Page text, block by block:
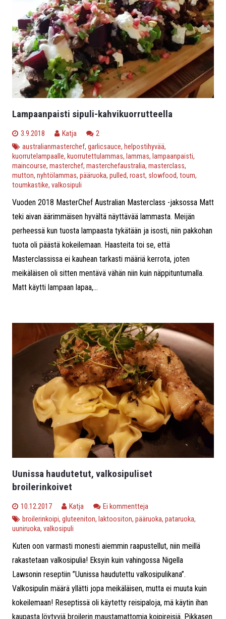
Lampaanpaisti sipuli-kahvikuorrutteella
3.9.2018 Katja 2kommenttia
australianmasterchef, garlicsauce, helpostihyvää,
kuorrutelampaalle, kuorrutettulammas, lammas, lampaanpaisti,
maincourse, masterchef, masterchefaustralia, masterclass,
mutton, nyhtölammas, pääruoka, pulled, roast, slowfood, toum,
toumkastike, valkosipuli
Vuoden 2018 MasterChef Australian Masterclass -jaksossa Matt
teki aivan äärimmäisen hyvältä näyttävää lammasta. Meijän
perheessä kun tuosta lampaasta tykätään ja isosti, niin pakkohan
tuota oli päästä kokeilemaan. Haasteita toi se, että
Masterclassissa ei kauhean tarkasti määriä kerrota, joten
meikäläisen oli sitten mentävä vähän niin kuin näppituntumalla.
Matt käytti lampaan lapaa,...
Uunissa haudutetut, valkosipuliset
broilerinkoivet
10.12.2017 Katja
Ei kommentteja
broilerinkoipi, gluteeniton, laktoositon, pääruoka, pataruoka,
uuniruoka, valkosipuli
Kuten oon varmasti monesti aiemmin raapustellut, niin meillä
rakastetaan valkosipulia! Eksyin kuin vahingossa Nigella
Lawsonin reseptiin ”Uunissa haudutettu valkosipulikana”.
Valkosipulin määrä yllätti jopa meikäläisen, mutta ei muuta kuin
kokeilemaan! Reseptissä oli käytetty reisipaloja, mä käytin ihan
kaupasta löytyviä broilerin maustamattomia koipireisiä. Pikkasen